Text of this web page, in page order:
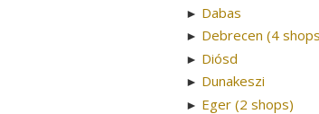
► Dabas
► Debrecen (4
► Diósd
► Dunakeszi
► Eger (2 shops)